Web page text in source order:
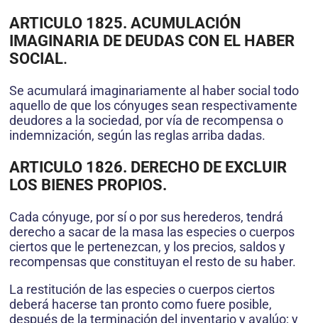
ARTICULO 1825. ACUMULACIÓN
IMAGINARIA DE DEUDAS CON EL HABER
SOCIAL.
Se acumulará imaginariamente al haber social todo
aquello de que los cónyuges sean respectivamente
deudores a la sociedad, por vía de recompensa o
indemnización, según las reglas arriba dadas.
ARTICULO 1826. DERECHO DE EXCLUIR
LOS BIENES PROPIOS.
Cada cónyuge, por sí o por sus herederos, tendrá
derecho a sacar de la masa las especies o cuerpos
ciertos que le pertenezcan, y los precios, saldos y
recompensas que constituyan el resto de su haber.
La restitución de las especies o cuerpos ciertos
deberá hacerse tan pronto como fuere posible,
después de la terminación del inventario y avalúo; y